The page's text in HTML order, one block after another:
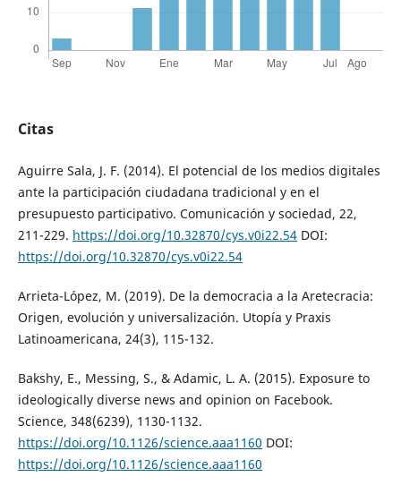
Citas
Aguirre Sala, J. F. (2014). El potencial de los medios digitales
ante la participación ciudadana tradicional y en el
presupuesto participativo. Comunicación y sociedad, 22,
211-229. https://doi.org/10.32870/cys.v0i22.54DOI:
https://doi.org/10.32870/cys.v0i22.54
Arrieta-López, M. (2019). De la democracia a la Aretecracia:
Origen, evolución y universalización. Utopía y Praxis
Latinoamericana, 24(3), 115-132.
Bakshy, E., Messing, S., & Adamic, L. A. (2015). Exposure to
ideologically diverse news and opinion on Facebook.
Science, 348(6239), 1130-1132.
https://doi.org/10.1126/science.aaa1160 DOI:
https://doi.org/10.1126/science.aaa1160